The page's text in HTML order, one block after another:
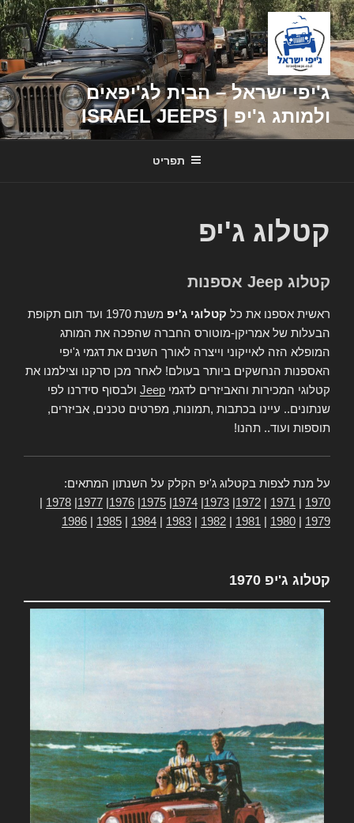
דילוג
לתוכן
ג'יפי ישראל – הבית לג'יפאים
ולמותג ג'יפ | ISRAEL JEEPS
תפריט
קטלוג ג'יפ
קטלוג Jeep אספנות
ראשית אספנו את כל קטלוגי ג'יפ
משנת 1970 ועד תום תקופת
הבעלות של אמריקן-מוטורס החברה שהפכה את המותג
המופלא הזה לאייקוני וייצרה לאורך השנים את דגמי ג'יפי
האספנות הנחשקים ביותר בעולם! לאחר מכן סרקנו וצילמנו את
קטלוגי המכירות והאביזרים לדגמי Jeep ולבסוף סידרנו לפי
שנתונים.. עיינו בכתבות ,תמונות, מפרטים טכנים, אביזרים,
תוספות ועוד.. תהנו!
על מנת לצפות בקטלוג ג'יפ הקלק על השנתון המתאים:
1970
1971
1972
1973
1974
1975
1976
1977
1978
1979
1980
1981
1982
1983
1984
1985
1986
קטלוג ג'יפ 1970